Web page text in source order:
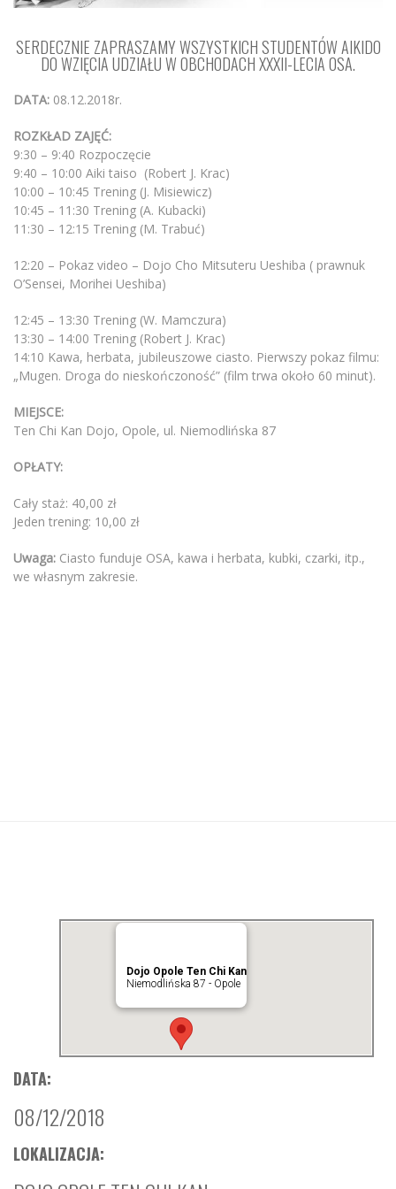
SERDECZNIE ZAPRASZAMY WSZYSTKICH STUDENTÓW AIKIDO
DO WZIĘCIA UDZIAŁU W OBCHODACH XXXII-LECIA OSA.
DATA: 08.12.2018r.
ROZKŁAD ZAJĘĆ:
9:30 – 9:40 Rozpoczęcie
9:40 – 10:00 Aiki taiso (Robert J. Krac)
10:00 – 10:45 Trening (J. Misiewicz)
10:45 – 11:30 Trening (A. Kubacki)
11:30 – 12:15 Trening (M. Trabuć)
12:20 – Pokaz video – Dojo Cho Mitsuteru Ueshiba ( prawnuk
O’Sensei, Morihei Ueshiba)
12:45 – 13:30 Trening (W. Mamczura)
13:30 – 14:00 Trening (Robert J. Krac)
14:10 Kawa, herbata, jubileuszowe ciasto. Pierwszy pokaz filmu:
„Mugen. Droga do nieskończoność” (film trwa około 60 minut).
MIEJSCE:
Ten Chi Kan Dojo, Opole, ul. Niemodlińska 87
OPŁATY:
Cały staż: 40,00 zł
Jeden trening: 10,00 zł
Uwaga: Ciasto funduje OSA, kawa i herbata, kubki, czarki, itp.,
we własnym zakresie.
Dojo Opole Ten Chi Kan
Niemodlińska 87 - Opole
DATA:
08/12/2018
LOKALIZACJA: